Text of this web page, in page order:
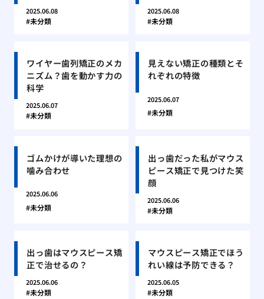
2025.06.08
未分類
2025.06.08
未分類
ワイヤー歯列矯正のメカ
ニズム？歯を動かす力の
科学
2025.06.07
未分類
見えない矯正の種類とそ
れぞれの特徴
2025.06.07
未分類
ゴムかけが導いた理想の
噛み合わせ
2025.06.06
未分類
出っ歯だった私がマウス
ピース矯正で見つけた笑
顔
2025.06.06
未分類
出っ歯はマウスピース矯
正で治せるの？
2025.06.06
未分類
マウスピース矯正でほう
れい線は予防できる？
2025.06.05
未分類